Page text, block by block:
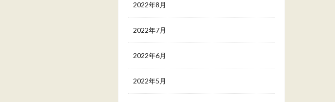
2022年8月
2022年7月
2022年6月
2022年5月